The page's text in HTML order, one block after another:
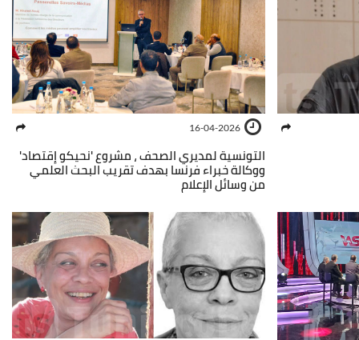
16-04-2026
التونسية لمديري الصحف ، مشروع 'نحيكو إقتصاد'
ووكالة خبراء فرنسا بهدف تقريب البحث العلمي
من وسائل الإعلام